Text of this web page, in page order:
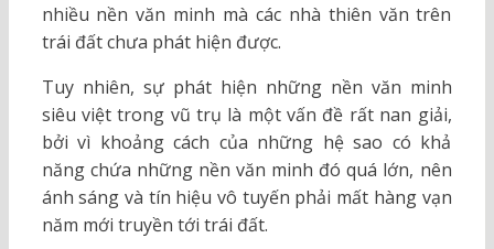
nhiều nền văn minh mà các nhà thiên văn trên
trái đất chưa phát hiện được.
Tuy nhiên, sự phát hiện những nền văn minh
siêu việt trong vũ trụ là một vấn đề rất nan giải,
bởi vì khoảng cách của những hệ sao có khả
năng chứa những nền văn minh đó quá lớn, nên
ánh sáng và tín hiệu vô tuyến phải mất hàng vạn
năm mới truyền tới trái đất.